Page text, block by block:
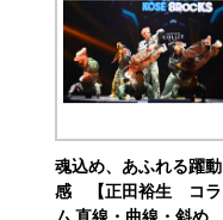
魂込め、あふれる躍動
感 【正田裕生 コラ